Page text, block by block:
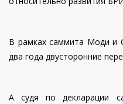
В рамках саммита Моди и
два года двусторонние
А судя по декларации